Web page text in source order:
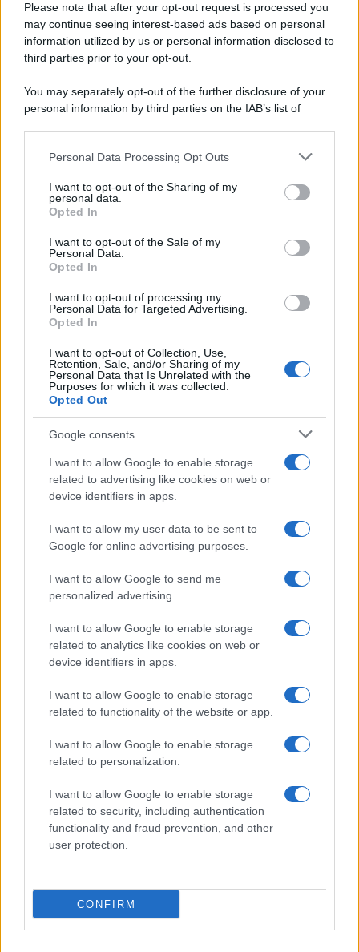
Please note that after your opt-out request is processed you
may continue seeing interest-based ads based on personal
information utilized by us or personal information disclosed to
third parties prior to your opt-out.
You may separately opt-out of the further disclosure of your
personal information by third parties on the IAB’s list of
This information may also be disclosed by us to third parties
disclose it to other third parties.
Please note that this website/app uses one or more Google
services and may gather and store information including but
not limited to your visit or usage behaviour. You may click to
grant or deny consent to Google and its third-party tags to
consent section.
Personal Data Processing Opt Outs
I want to opt-out of the Sharing of my
personal data.
Opted In
I want to opt-out of the Sale of my
Personal Data.
Opted In
I want to opt-out of processing my
Personal Data for Targeted Advertising.
Opted In
I want to opt-out of Collection, Use,
Retention, Sale, and/or Sharing of my
Personal Data that Is Unrelated with the
Purposes for which it was collected.
Opted Out
Google consents
I want to allow Google to enable storage
related to advertising like cookies on web or
device identifiers in apps.
I want to allow my user data to be sent to
Google for online advertising purposes.
I want to allow Google to send me
personalized advertising.
I want to allow Google to enable storage
related to analytics like cookies on web or
device identifiers in apps.
I want to allow Google to enable storage
related to functionality of the website or app.
I want to allow Google to enable storage
related to personalization.
I want to allow Google to enable storage
related to security, including authentication
functionality and fraud prevention, and other
user protection.
CONFIRM